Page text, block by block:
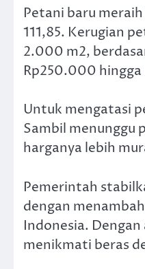
Petani baru
111,85. Kerugian
2.000 m2,
Rp250.000 hingga
Untuk mengatasi
Sambil menunggu
harganya lebih
Pemerintah
dengan
Indonesia.
menikmati beras